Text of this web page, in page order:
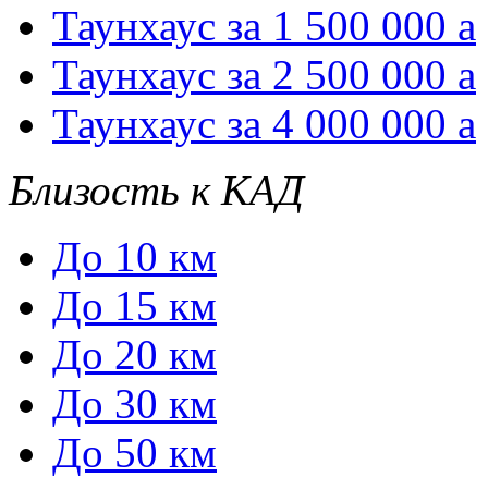
Таунхаус за 1 500 000 a
Таунхаус за 2 500 000 a
Таунхаус за 4 000 000 a
Близость к КАД
До 10 км
До 15 км
До 20 км
До 30 км
До 50 км